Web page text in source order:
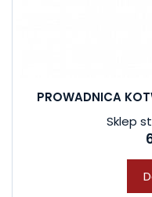
PROWADNICA
Sklep